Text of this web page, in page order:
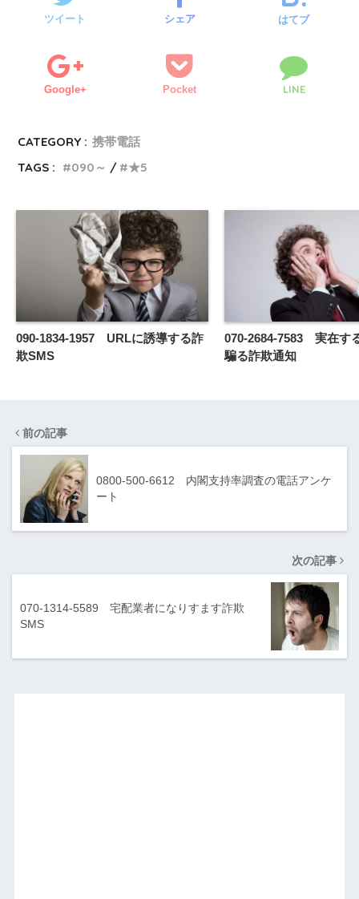
ツイート シェア はてブ
Google+ Pocket LINE
CATEGORY : 携帯電話
TAGS :
090～ ★5
090-1834-1957 URLに誘導する詐
欺SMS
070-2684-7583 実在す
騙る詐欺通知
前の記事
0800-500-6612 内閣支持率調査の電話アンケ
ート
次の記事
070-1314-5589 宅配業者になりすます詐欺
SMS